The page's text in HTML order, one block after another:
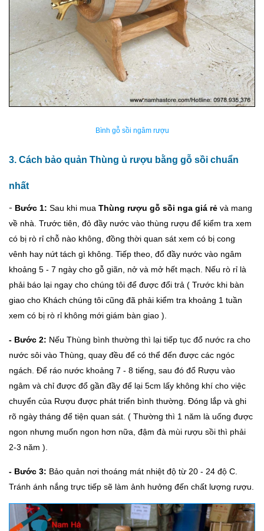
Bình gỗ sồi ngâm rượu
3. Cách bảo quản Thùng ủ rượu bằng gỗ sồi chuẩn
nhất
- Bước 1: Sau khi mua Thùng rượu gỗ sồi nga giá rẻ và mang
về nhà. Trước tiên, đỏ đầy nước vào thùng rượu để kiểm tra xem
có bị rò rỉ chỗ nào không, đồng thời quan sát xem có bị cong
vênh hay nứt tách gì không. Tiếp theo, đổ đầy nước vào ngâm
khoảng 5 - 7 ngày cho gỗ giãn, nở và mở hết mạch. Nếu rò rỉ là
phải báo lại ngay cho chúng tôi để được đổi trả ( Trước khi bàn
giao cho Khách chúng tôi cũng đã phải kiểm tra khoảng 1 tuần
xem có bị rò rỉ không mới giám bàn giao ).
- Bước 2: Nếu Thùng bình thường thì lại tiếp tục đổ nước ra cho
nước sôi vào Thùng, quay đều để có thể đến được các ngóc
ngách. Để ráo nước khoảng 7 - 8 tiếng, sau đó đổ Rượu vào
ngâm và chỉ được đổ gần đầy để lại 5cm lấy không khí cho việc
chuyển của Rượu được phát triển bình thường. Đóng lắp và ghi
rõ ngày tháng để tiện quan sát. ( Thường thì 1 năm là uống được
ngon nhưng muốn ngon hơn nữa, đậm đà mùi rượu sồi thì phải
2-3 năm ).
- Bước 3: Bảo quản nơi thoáng mát nhiệt độ từ 20 - 24 độ C.
Tránh ánh nắng trực tiếp sẽ làm ảnh hưởng đến chất lượng rượu.